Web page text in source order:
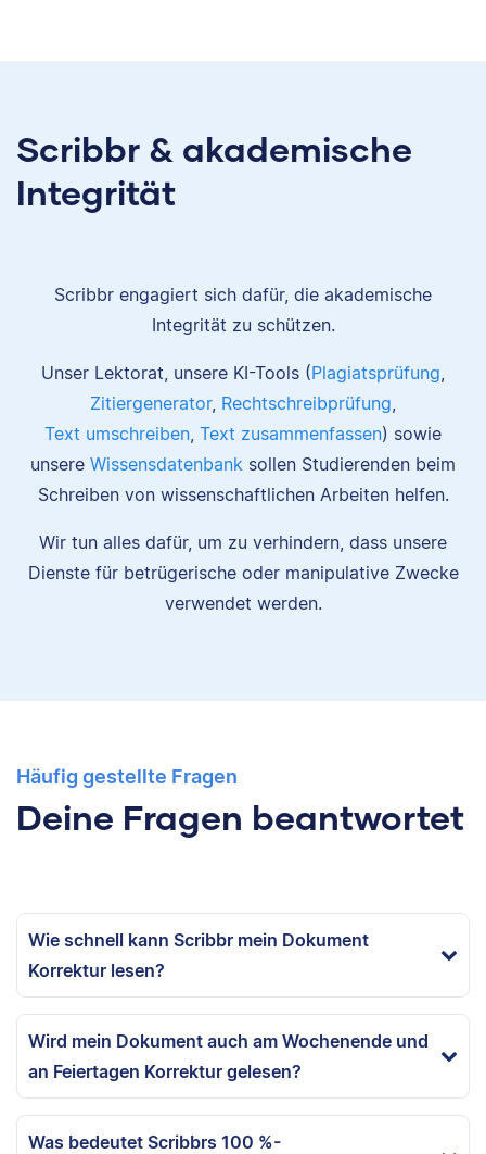
Scribbr & akademische
Integrität
Scribbr engagiert sich dafür, die akademische
Integrität zu schützen.
Unser Lektorat, unsere KI-Tools (Plagiatsprüfung
Zitiergenerator, Rechtschreibprüfung
Text umschreiben Text zusammenfassen) sowie
unsere Wissensdatenbank sollen Studierenden beim
Schreiben von wissenschaftlichen Arbeiten helfen.
Wir tun alles dafür, um zu verhindern, dass unsere
Dienste für betrügerische oder manipulative Zwecke
verwendet werden.
Häufig gestellte Fragen
Deine Fragen beantwortet
Wie schnell kann Scribbr mein Dokument
Korrektur lesen?
Wird mein Dokument auch am Wochenende und
an Feiertagen Korrektur gelesen?
Was bedeutet Scribbrs 100 %-